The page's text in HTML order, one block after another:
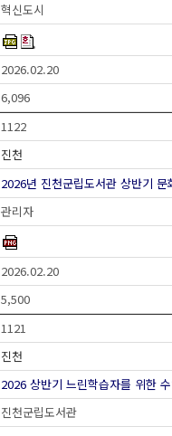
혁신도시
2026.02.20
6,096
1122
진천
2026년 진천군립도서관 상반기 문
관리자
2026.02.20
5,500
1121
진천
2026 상반기 느린학습자를 위한
진천군립도서관